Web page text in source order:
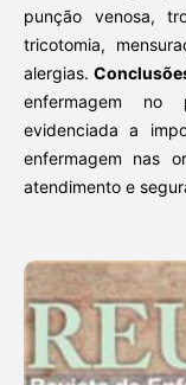
punção venosa,
tricotomia,
alergias.
enfermagem no
evidenciada a
enfermagem nas
atendimento e